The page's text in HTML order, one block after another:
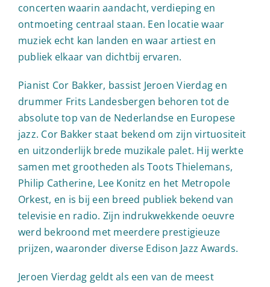
concerten waarin aandacht, verdieping en
ontmoeting centraal staan. Een locatie waar
muziek echt kan landen en waar artiest en
publiek elkaar van dichtbij ervaren.
Pianist Cor Bakker, bassist Jeroen Vierdag en
drummer Frits Landesbergen behoren tot de
absolute top van de Nederlandse en Europese
jazz. Cor Bakker staat bekend om zijn virtuositeit
en uitzonderlijk brede muzikale palet. Hij werkte
samen met grootheden als Toots Thielemans,
Philip Catherine, Lee Konitz en het Metropole
Orkest, en is bij een breed publiek bekend van
televisie en radio. Zijn indrukwekkende oeuvre
werd bekroond met meerdere prestigieuze
prijzen, waaronder diverse Edison Jazz Awards.
Jeroen Vierdag geldt als een van de meest